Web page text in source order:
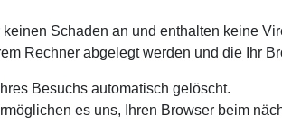
Schaden an und enthalten keine
Rechner abgelegt werden und die Ihr
Besuchs automatisch gelöscht.
es uns, Ihren Browser beim